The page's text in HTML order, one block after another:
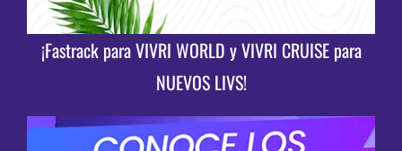
¡Fastrack para VIVRI WORLD y VIVRI CRUISE para
NUEVOS LIVS!